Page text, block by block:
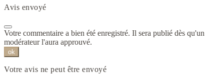
Avis envoyé
Votre commentaire a bien été enregistré. Il sera publié dès qu'un
modérateur l'aura approuvé.
ok
Votre avis ne peut être envoyé